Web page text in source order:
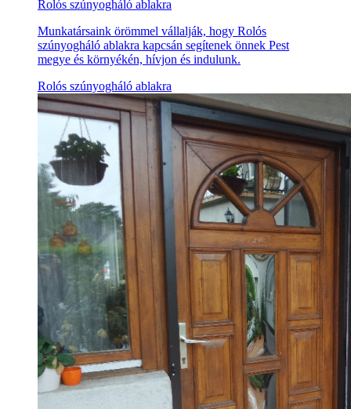
Rolós szúnyogháló ablakra
Munkatársaink örömmel vállalják, hogy Rolós
szúnyogháló ablakra kapcsán segítenek önnek Pest
megye és környékén, hívjon és indulunk.
Rolós szúnyogháló ablakra